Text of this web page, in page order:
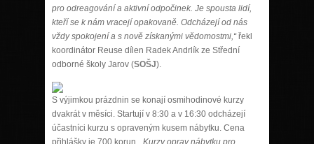
pro odreagování a aktivní odpočinek. Je spousta lidí,
kteří se k nám vracejí opakovaně. Odcházejí od nás
vždy spokojení a s nově získanými vědomostmi,“řekl
koordinátor Reuse dílen Radek Andrlík ze Střední
odborné školy Jarov (SOŠJ).
S výjimkou prázdnin se konají osmihodinové kurzy
dvakrát v měsíci. Startují v 8:30 a v 16:30 odcházejí
účastníci kurzu s opraveným kusem nábytku. Cena
přihlášky je 700 korun. „Kurzy oprav nábytku pro